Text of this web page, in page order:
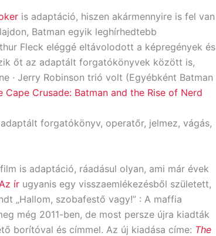
is adaptáció, hiszen akármennyire is fel van
Batman egyik leghírhedtebb
Fleck eléggé eltávolodott a képregények és
őt az adaptált forgatókönyvek között is,
· Jerry Robinson trió volt (Egyébként Batman
Cape Crusade: Batman and the Rise of Nerd
forgatókönyv, operatőr, jelmez, vágás,
is adaptáció, ráadásul olyan, ami már évek
Az ír ugyanis egy visszaemlékezésből született,
„Hallom, ​szobafestő vagy!” : A maffia
még 2011-ben, de most persze újra kiadták
borítóval és címmel. Az új kiadása címe: The ​